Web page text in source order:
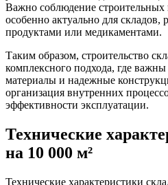
Важно соблюдение
особенно актуально для
продуктами или медикаментами.
Таким образом, строительство
комплексного подхода, где
материалы и надежные
организация внутренних
эффективности эксплуатации.
Технические
на 10 000 м²
Технические характеристики